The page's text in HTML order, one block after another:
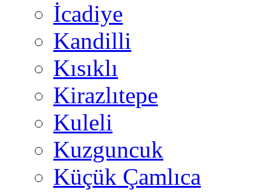
İcadiye
Kandilli
Kısıklı
Kirazlıtepe
Kuleli
Kuzguncuk
Küçük Çamlıca